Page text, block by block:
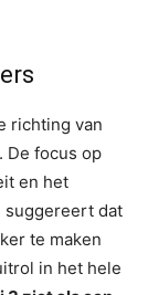
richting van
De focus op
en het
suggereert dat
te maken
in het hele